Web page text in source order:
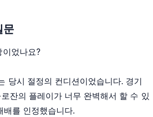
문
이었나요?
당시 절정의 컨디션이었습니다. 경기
잔의 플레이가 너무 완벽해서 할 수 있
를 인정했습니다.